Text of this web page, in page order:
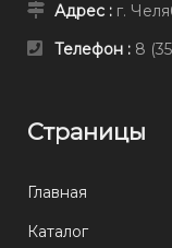
Адрес : г.
Телефон : 8
Страницы
Главная
Каталог